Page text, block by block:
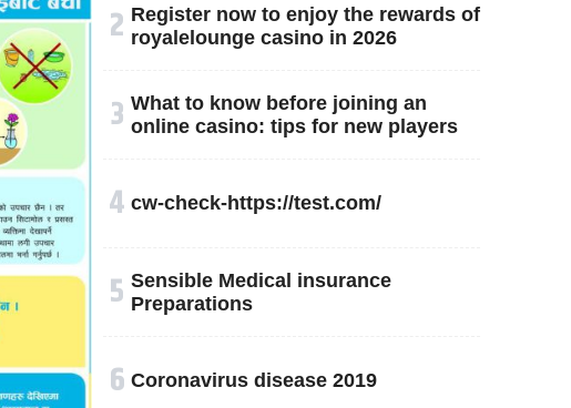
२ Register now to enjoy the rewards of
royalelounge casino in 2026
३ What to know before joining an
online casino: tips for new players
४ cw-check-https://test.com/
५ Sensible Medical insurance
Preparations
६ Coronavirus disease 2019